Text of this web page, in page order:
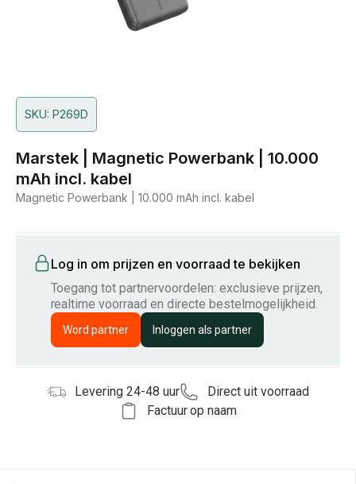
SKU: P269D
Marstek | Magnetic Powerbank | 10.000
mAh incl. kabel
Magnetic Powerbank | 10.000 mAh incl. kabel
Log in om prijzen en voorraad te bekijken
Toegang tot partnervoordelen: exclusieve prijzen,
realtime voorraad en directe bestelmogelijkheid.
Word partner Inloggen als partner
Levering 24-48 uur
Direct uit voorraad
Factuur op naam